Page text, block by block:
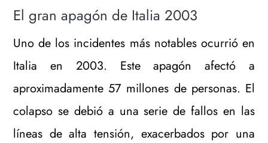
El gran apagón de Italia 2003
Uno de los incidentes más notables ocurrió en
Italia en 2003. Este apagón afectó a
aproximadamente 57 millones de personas. El
colapso se debió a una serie de fallos en las
líneas de alta tensión, exacerbados por una